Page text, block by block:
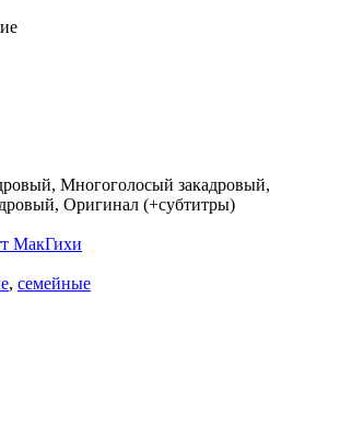
Многоголосый закадровый,
Оригинал (+субтитры)
МакГихи
, семейные